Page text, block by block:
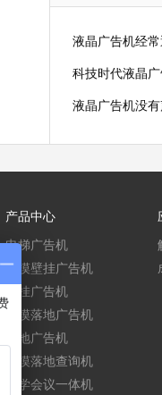
液晶广告机经
科技时代液晶
液晶广告机没
产品中心
电梯广告机
触摸壁挂广告机
壁挂广告机
触摸落地广告机
落地广告机
触摸落地查询机
教学会议一体机